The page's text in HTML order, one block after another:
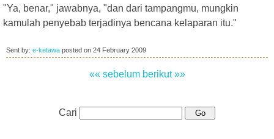
"Ya, benar," jawabnya, "dan dari tampangmu, mungkin
kamulah penyebab terjadinya bencana kelaparan itu."
Sent by: e-ketawa posted on 24 February 2009
«« sebelum berikut »»
Cari